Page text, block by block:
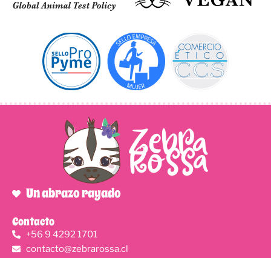
Un abrazo rayado
Contacto
+56 9 4292 1701
contacto@zebrarossa.cl